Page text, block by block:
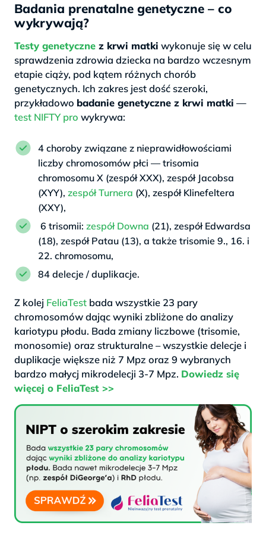
Badania prenatalne genetyczne – co
wykrywają?
Testy genetyczne z krwi matki wykonuje się w celu
sprawdzenia zdrowia dziecka na bardzo wczesnym
etapie ciąży, pod kątem różnych chorób
genetycznych. Ich zakres jest dość szeroki,
przykładowo badanie genetyczne z krwi matki —
test NIFTY pro wykrywa:
4 choroby związane z nieprawidłowościami
liczby chromosomów płci — trisomia
chromosomu X (zespół XXX), zespół Jacobsa
(XYY), zespół Turnera (X), zespół Klinefeltera
(XXY),
6 trisomii: zespół Downa (21), zespół Edwardsa
(18), zespół Patau (13), a także trisomie 9., 16. i
22. chromosomu,
84 delecje / duplikacje.
Z kolej FeliaTest bada wszystkie 23 pary
chromosomów dając wyniki zbliżone do analizy
kariotypu płodu. Bada zmiany liczbowe (trisomie,
monosomie) oraz strukturalne – wszystkie delecje i
duplikacje większe niż 7 Mpz oraz 9 wybranych
bardzo małycj mikrodelecji 3-7 Mpz. Dowiedz się
więcej o FeliaTest >>